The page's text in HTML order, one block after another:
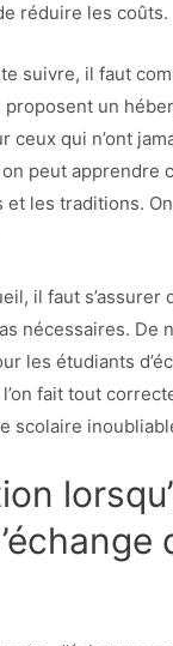
réduire les coûts.
suivre, il faut
proposent un
ceux qui n’ont
peut apprendre
les traditions.
il faut
nécessaires. De
les étudiants
fait tout
scolaire